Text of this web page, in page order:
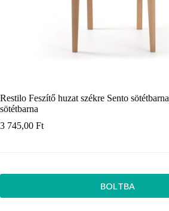
Restilo Feszítő huzat székre Sento
sötétbarna
3 745,00 Ft
BOLTBA